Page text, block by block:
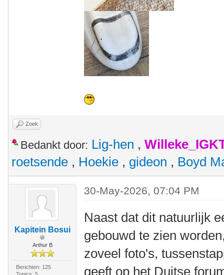
Zoek
Bedankt door: Lig-hen ,
roetsende , Hoekie , gideon , Boyd
Kapitein Bosui
Arthur B
Berichten: 125
30-May-2026, 07:04 PM
Naast dat dit natuurlijk
gebouwd te zien
zoveel foto's,
geeft op het Duitse